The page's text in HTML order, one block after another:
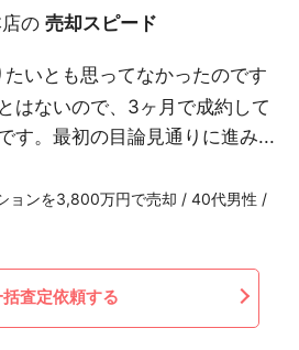
の 売却スピード
いとも思ってなかったのです
はないので、3ヶ月で成約して
す。最初の目論見通りに進み...
ョンを3,800万円で売却 / 40代男性 /
査定依頼する